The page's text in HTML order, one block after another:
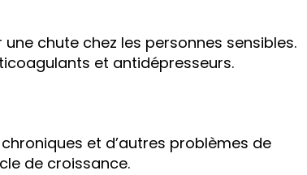
chute chez les personnes sensibles.
et antidépresseurs.
et d’autres problèmes de
de croissance.